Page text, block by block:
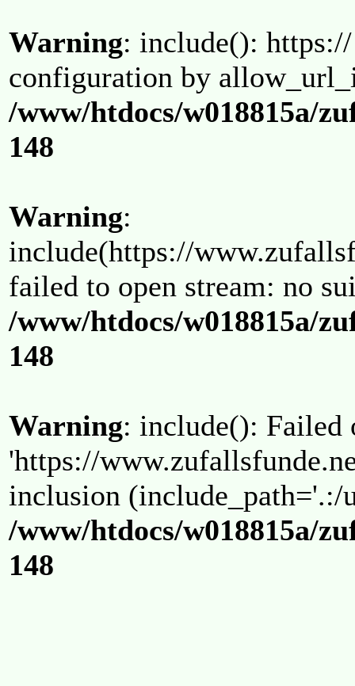
Warning: include():
configuration by
/www/htdocs/w018815a/
148
Warning:
include(https://
failed to open stream: no
/www/htdocs/w018815a/
148
Warning: include(): Failed
'https://
inclusion (include_path='.:/
/www/htdocs/w018815a/
148